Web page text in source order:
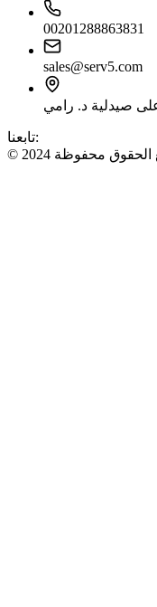
00201288863831
sales@serv5.com
صيدلية د. رامي
تابعنا:
جميع الحقوق محفوظة